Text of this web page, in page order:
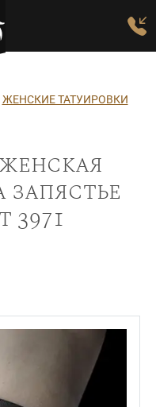
ЖЕНСКИЕ ТАТУИРОВКИ
3971